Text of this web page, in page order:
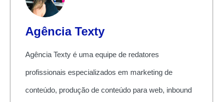
Agência Texty
Agência Texty é uma equipe de redatores
profissionais especializados em marketing de
conteúdo, produção de conteúdo para web, inbound